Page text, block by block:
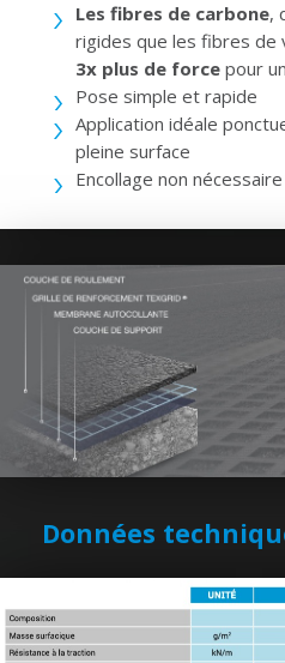
Les fibres de carbone,
rigides que les fibres de
3x plus de force pour
Pose simple et rapide
Application idéale
pleine surface
Encollage non nécessaire
Données